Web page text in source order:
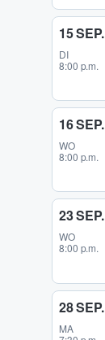
15 SEP.
DI
8:00 p.m.
16 SEP.
WO
8:00 p.m.
23 SEP.
WO
8:00 p.m.
28 SEP.
MA